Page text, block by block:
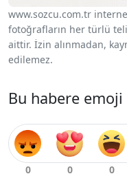
www.sozcu.com.tr
fotoğrafların her türlü
aittir. İzin alınmadan,
edilemez.
Bu habere